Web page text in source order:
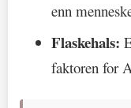
enn
Flaskehals:
faktoren for